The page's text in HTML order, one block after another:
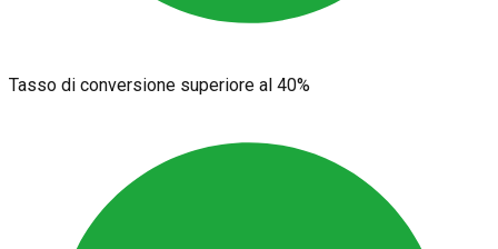
Tasso di conversione superiore al 40%